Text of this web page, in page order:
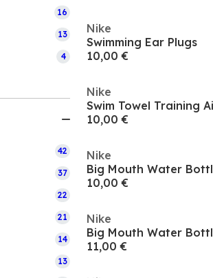
16
13
4
42
37
22
21
14
13
Nike
Swimming Ear Plugs
10,00 €
Nike
Swim Towel Training
10,00 €
Nike
Big Mouth Water
10,00 €
Nike
Big Mouth Water
11,00 €